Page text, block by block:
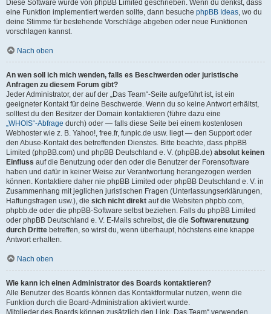
Diese Software wurde von phpBB Limited geschrieben. Wenn du denkst, dass
eine Funktion implementiert werden sollte, dann besuche phpBB Ideas, wo du
deine Stimme für bestehende Vorschläge abgeben oder neue Funktionen
vorschlagen kannst.
Nach oben
An wen soll ich mich wenden, falls es Beschwerden oder juristische
Anfragen zu diesem Forum gibt?
Jeder Administrator, der auf der „Das Team“-Seite aufgeführt ist, ist ein
geeigneter Kontakt für deine Beschwerde. Wenn du so keine Antwort erhältst,
solltest du den Besitzer der Domain kontaktieren (führe dazu eine
„WHOIS“-Abfrage durch) oder — falls diese Seite bei einem kostenlosen
Webhoster wie z. B. Yahoo!, free.fr, funpic.de usw. liegt — den Support oder
den Abuse-Kontakt des betreffenden Dienstes. Bitte beachte, dass phpBB
Limited (phpBB.com) und phpBB Deutschland e. V. (phpBB.de) absolut keinen
Einfluss auf die Benutzung oder den oder die Benutzer der Forensoftware
haben und dafür in keiner Weise zur Verantwortung herangezogen werden
können. Kontaktiere daher nie phpBB Limited oder phpBB Deutschland e. V. in
Zusammenhang mit jeglichen juristischen Fragen (Unterlassungserklärungen,
Haftungsfragen usw.), die sich nicht direkt auf die Websiten phpbb.com,
phpbb.de oder die phpBB-Software selbst beziehen. Falls du phpBB Limited
oder phpBB Deutschland e. V. E-Mails schreibst, die die Softwarenutzung
durch Dritte betreffen, so wirst du, wenn überhaupt, höchstens eine knappe
Antwort erhalten.
Nach oben
Wie kann ich einen Administrator des Boards kontaktieren?
Alle Benutzer des Boards können das Kontaktformular nutzen, wenn die
Funktion durch die Board-Administration aktiviert wurde.
Mitglieder des Boards können zusätzlich den Link „Das Team“ verwenden.